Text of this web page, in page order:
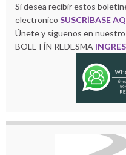
Si desea recibir estos
electronico SUSCRÍBASE
Únete y siguenos en
BOLETÍN REDESMA